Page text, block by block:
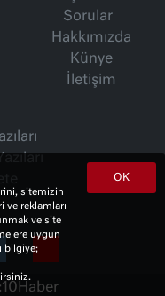
Sorular
Hakkımızda
Künye
İletişim
10Haber
OK
sitemizin
ve reklamları
ve site
uygun
bilgiye;